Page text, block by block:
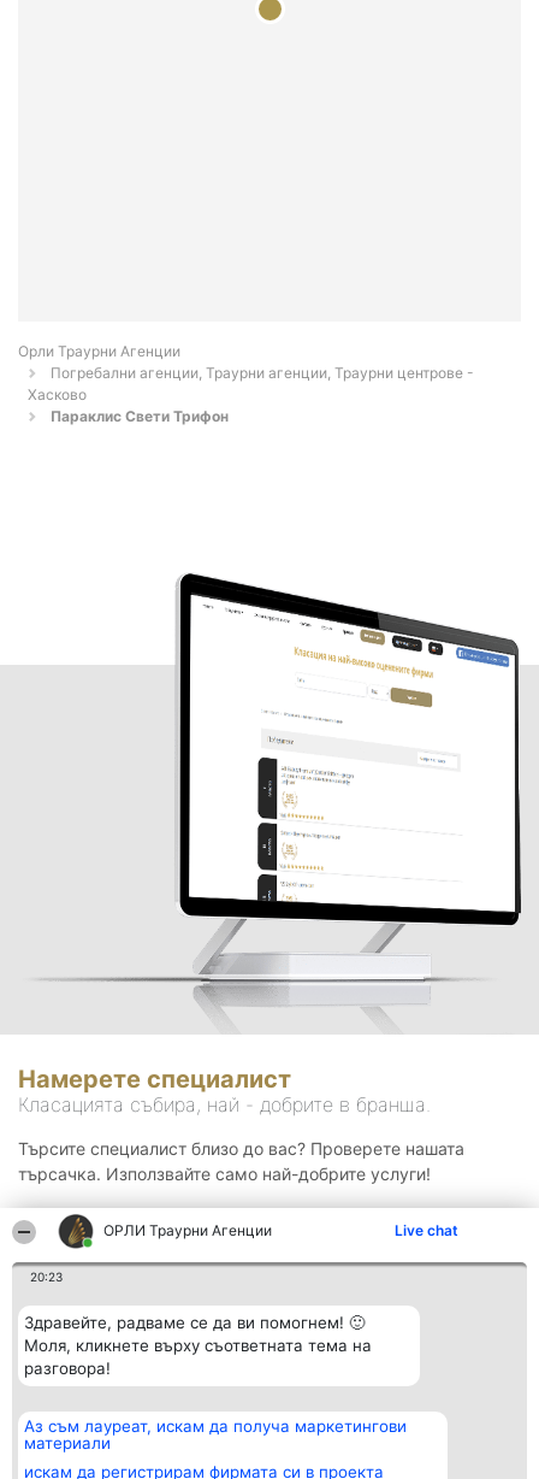
ОРЛИ Траурни Агенции Live chat
20:23
Здравейте, радваме се да ви помогнем! 🙂
Моля, кликнете върху съответната тема на
разговора!
Аз съм лауреат, искам да получа маркетингови
материали
искам да регистрирам фирмата си в проекта
Орли Траурни Агенции
Погребални агенции, Траурни агенции, Траурни центрове -
Хасково
Параклис Свети Трифон
Намерете специалист
Класацията събира, най - добрите в бранша.
Търсите специалист близо до вас? Проверете нашата
търсачка. Използвайте само най-добрите услуги!
Организатор на
класиране
Класация Контакти